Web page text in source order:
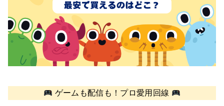
ゲームも配信も！プロ愛用回線